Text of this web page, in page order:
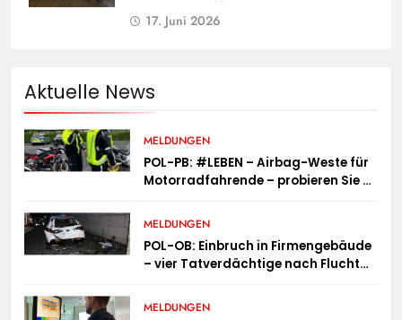
17. Juni 2026
Aktuelle News
MELDUNGEN
POL-PB: #LEBEN – Airbag-Weste für
Motorradfahrende – probieren Sie es
MELDUNGEN
POL-OB: Einbruch in Firmengebäude
– vier Tatverdächtige nach Flucht
MELDUNGEN